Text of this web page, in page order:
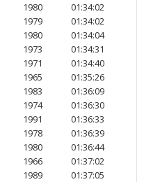
1980
01:34:02
1979
01:34:02
1980
01:34:04
1973
01:34:31
1971
01:34:40
1965
01:35:26
1983
01:36:09
1974
01:36:30
1991
01:36:33
1978
01:36:39
1980
01:36:44
1966
01:37:02
1989
01:37:05